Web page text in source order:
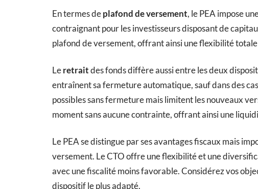
En termes deplafond de versement, le PEA impose
contraignant pour les investisseurs disposant de
plafond de versement, offrant ainsi une flexibilité
Leretraitdes fonds diffère aussi entre les deux
entraînent sa fermeture automatique, sauf dans des
possibles sans fermeture mais limitent les nouveaux
moment sans aucune contrainte, offrant ainsi une
Le PEA se distingue par ses avantages fiscaux mais
versement. Le CTO offre une flexibilité et une
avec une fiscalité moins favorable. Considérez vos
dispositif le plus adapté.